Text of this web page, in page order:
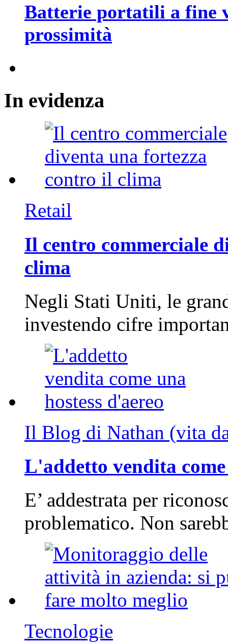
Batterie portatili a fine
prossimità
In evidenza
Retail
Il centro commerciale
clima
Negli Stati Uniti, le
investendo cifre
Il Blog di Nathan (vita
L'addetto vendita
E’ addestrata per
problematico. Non
Tecnologie